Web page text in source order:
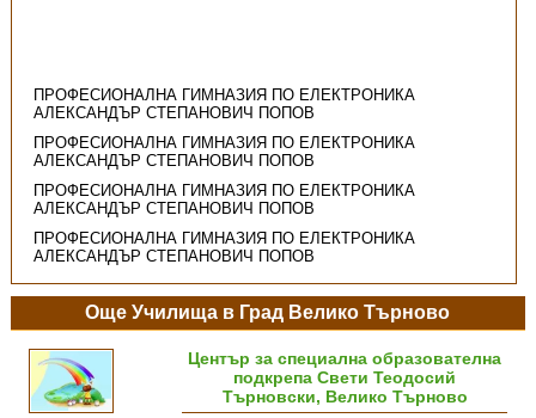
ПРОФЕСИОНАЛНА ГИМНАЗИЯ ПО ЕЛЕКТРОНИКА
АЛЕКСАНДЪР СТЕПАНОВИЧ ПОПОВ
ПРОФЕСИОНАЛНА ГИМНАЗИЯ ПО ЕЛЕКТРОНИКА
АЛЕКСАНДЪР СТЕПАНОВИЧ ПОПОВ
ПРОФЕСИОНАЛНА ГИМНАЗИЯ ПО ЕЛЕКТРОНИКА
АЛЕКСАНДЪР СТЕПАНОВИЧ ПОПОВ
ПРОФЕСИОНАЛНА ГИМНАЗИЯ ПО ЕЛЕКТРОНИКА
АЛЕКСАНДЪР СТЕПАНОВИЧ ПОПОВ
Още Училища в Град Велико Търново
Център за специална образователна
подкрепа Свети Теодосий
Търновски, Велико Търново